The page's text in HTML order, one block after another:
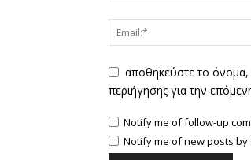
αποθηκεύστε το όνομα,
περιήγησης για την
Notify me of follow-up
Notify me of new posts by